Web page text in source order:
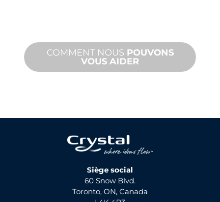
COMMENT NOUS POUVONS
VOUS AIDER
Siège social
60 Snow Blvd.
Toronto, ON, Canada